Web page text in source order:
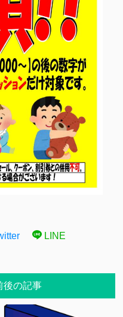
LINE
後の記事